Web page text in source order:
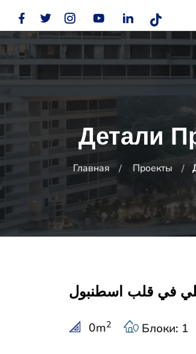
Детали
Главная Проекты
في قلب اسطنبول
0m2 Блоки: 1